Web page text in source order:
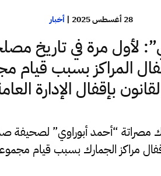
28 أغسطس 2025 |أخبار
لأول مرة في تاريخ
المراكز بسبب قيام
بإقفال الإدارة
“أحمد أبوراوي” لصحيفة
مراكز الجمارك بسبب قيام